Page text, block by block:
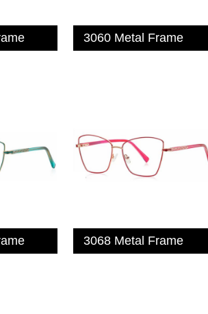
3060 Metal Frame
3068 Metal Frame